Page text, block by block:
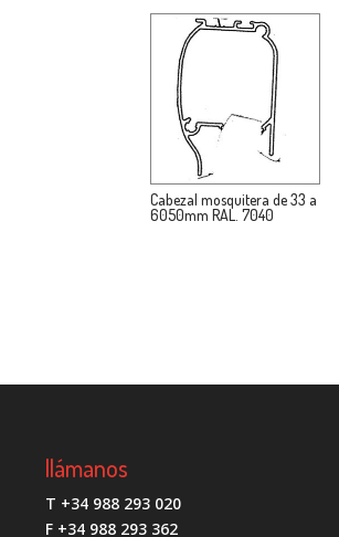
Cabezal mosquitera de 33 a
6050mm RAL. 7040
llámanos
T +34 988 293 020
F +34 988 293 362